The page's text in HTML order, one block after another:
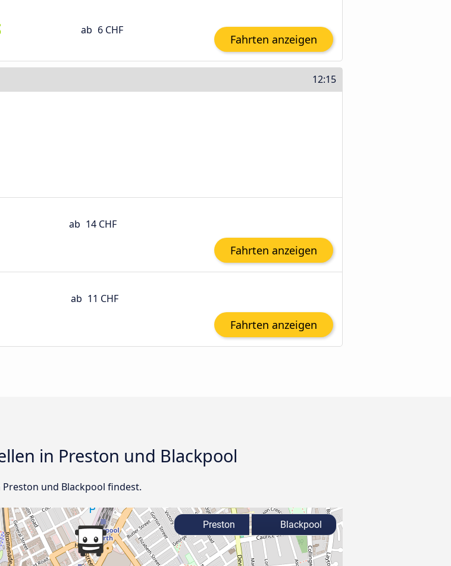
ab 6 CHF
Fahrten anzeigen
12:15
ab 14 CHF
Fahrten anzeigen
ab 11 CHF
Fahrten anzeigen
in Preston und Blackpool
und Blackpool findest.
Preston Blackpool